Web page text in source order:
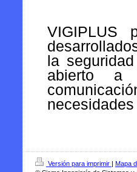
VIGIPLUS
la
abierto a
Versión para imprimir | Mapa